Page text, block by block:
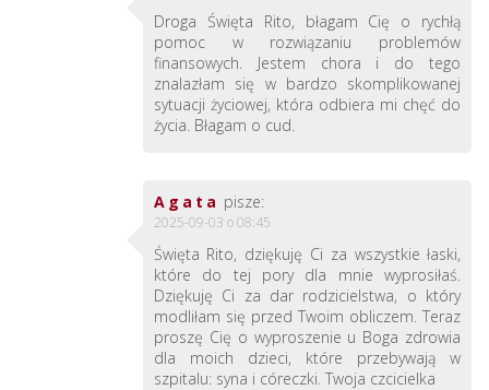
Droga Święta Rito, błagam Cię o rychłą
pomoc w rozwiązaniu problemów
finansowych. Jestem chora i do tego
znalazłam się w bardzo skomplikowanej
sytuacji życiowej, która odbiera mi chęć do
życia. Błagam o cud.
Agata pisze:
2025-09-03 o 08:45
Święta Rito, dziękuję Ci za wszystkie łaski,
które do tej pory dla mnie wyprosiłaś.
Dziękuję Ci za dar rodzicielstwa, o który
modliłam się przed Twoim obliczem. Teraz
proszę Cię o wyproszenie u Boga zdrowia
dla moich dzieci, które przebywają w
szpitalu: syna i córeczki. Twoja czcicielka